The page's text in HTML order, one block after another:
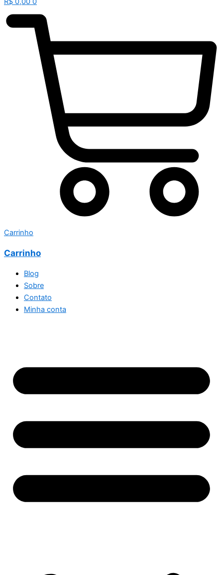
Carrinho
Carrinho
Blog
Sobre
Contato
Minha conta